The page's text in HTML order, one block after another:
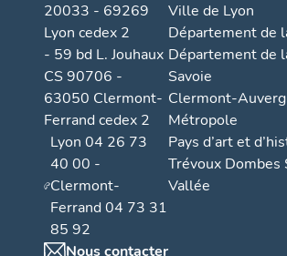
20033 - 69269
Lyon cedex 2
- 59 bd L. Jouhaux
CS 90706 -
63050 Clermont-
Ferrand cedex 2
Lyon 04 26 73
40 00 -
Clermont-
Ferrand 04 73 31
85 92
Nous contacter
Ville de Lyon
Département de
Département de
Savoie
Clermont-
Métropole
Pays d’art et
Trévoux Dombes
Vallée